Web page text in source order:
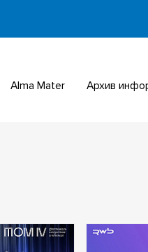
Alma Mater Архив